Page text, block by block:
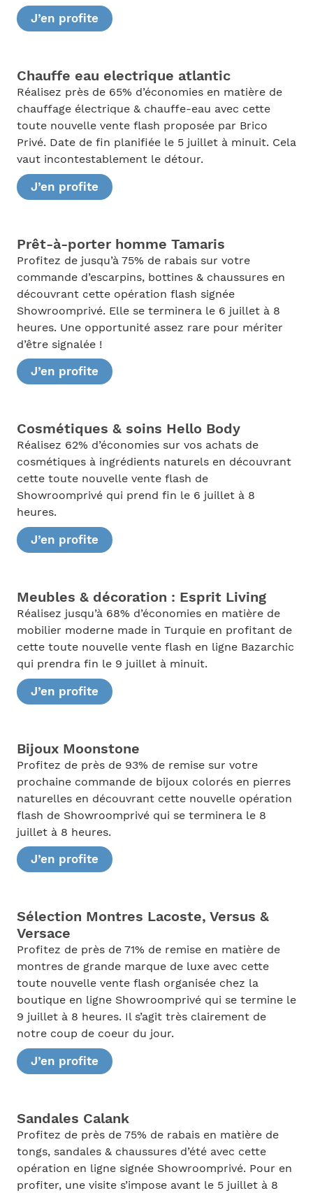
J’en profite
Chauffe eau electrique atlantic
Réalisez près de 65% d’économies en matière de
chauffage électrique & chauffe-eau avec cette
toute nouvelle vente flash proposée par Brico
Privé. Date de fin planifiée le 5 juillet à minuit. Cela
vaut incontestablement le détour.
J’en profite
Prêt-à-porter homme Tamaris
Profitez de jusqu’à 75% de rabais sur votre
commande d’escarpins, bottines & chaussures en
découvrant cette opération flash signée
Showroomprivé. Elle se terminera le 6 juillet à 8
heures. Une opportunité assez rare pour mériter
d’être signalée !
J’en profite
Cosmétiques & soins Hello Body
Réalisez 62% d’économies sur vos achats de
cosmétiques à ingrédients naturels en découvrant
cette toute nouvelle vente flash de
Showroomprivé qui prend fin le 6 juillet à 8
heures.
J’en profite
Meubles & décoration : Esprit Living
Réalisez jusqu’à 68% d’économies en matière de
mobilier moderne made in Turquie en profitant de
cette toute nouvelle vente flash en ligne Bazarchic
qui prendra fin le 9 juillet à minuit.
J’en profite
Bijoux Moonstone
Profitez de près de 93% de remise sur votre
prochaine commande de bijoux colorés en pierres
naturelles en découvrant cette nouvelle opération
flash de Showroomprivé qui se terminera le 8
juillet à 8 heures.
J’en profite
Sélection Montres Lacoste, Versus &
Versace
Profitez de près de 71% de remise en matière de
montres de grande marque de luxe avec cette
toute nouvelle vente flash organisée chez la
boutique en ligne Showroomprivé qui se termine le
9 juillet à 8 heures. Il s’agit très clairement de
notre coup de coeur du jour.
J’en profite
Sandales Calank
Profitez de près de 75% de rabais en matière de
tongs, sandales & chaussures d’été avec cette
opération en ligne signée Showroomprivé. Pour en
profiter, une visite s’impose avant le 5 juillet à 8